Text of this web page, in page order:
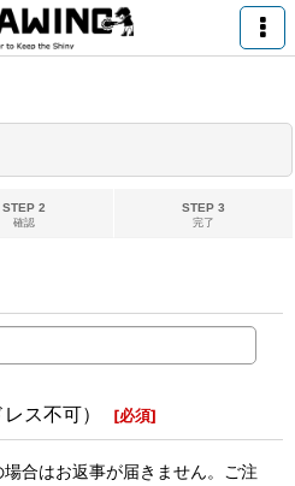
STEP 2
確認
STEP 3
完了
ス不可） [必須]
合はお返事が届きません。ご注